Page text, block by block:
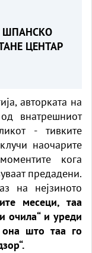
ШПАНСКО
ЦЕНТАР
авторката на
внатрешниот
- тивките
наочарите
кога
предадени.
на нејзиното
месеци, таа
очила“ и уреди
она што таа го